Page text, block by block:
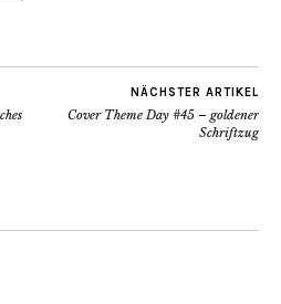
NÄCHSTER ARTIKEL
Cover Theme Day #45 – goldener
Schriftzug